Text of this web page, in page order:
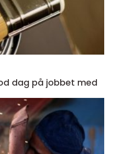
dag på jobbet med